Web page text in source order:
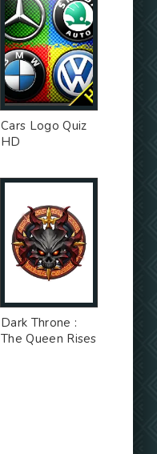
Cars Logo Quiz
HD
Dark Throne :
The Queen Rises